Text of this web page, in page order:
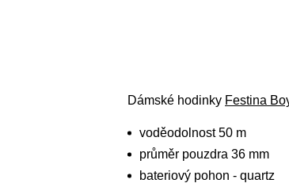
Dámské hodinky Festina
voděodolnost 50 m
průměr pouzdra 36 mm
bateriový pohon - quartz